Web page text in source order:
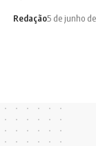
Redação5 de junho